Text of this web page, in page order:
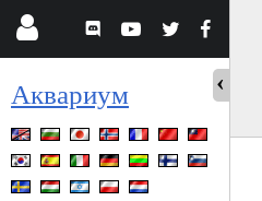
Аквариум